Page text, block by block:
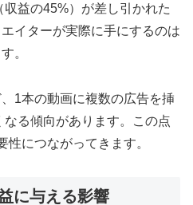
益の45%）が差し引かれた
イターが実際に手にするのは
。
1本の動画に複数の広告を挿
る傾向があります。この点
性につながってきます。
に与える影響